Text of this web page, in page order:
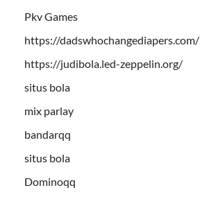
Pkv Games
https://dadswhochangediapers.com/
https://judibola.led-zeppelin.org/
situs bola
mix parlay
bandarqq
situs bola
Dominoqq